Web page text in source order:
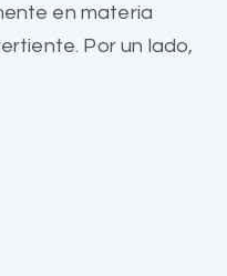
en materia
Por un lado,